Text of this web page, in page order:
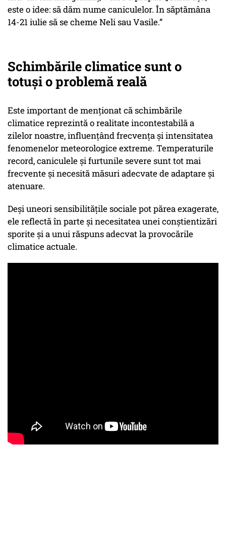
este o idee: să dăm nume caniculelor. În săptămâna
14-21 iulie să se cheme Neli sau Vasile.”
Schimbările climatice sunt o
totuși o problemă reală
Este important de menționat că schimbările
climatice reprezintă o realitate incontestabilă a
zilelor noastre, influențând frecvența și intensitatea
fenomenelor meteorologice extreme. Temperaturile
record, caniculele și furtunile severe sunt tot mai
frecvente și necesită măsuri adecvate de adaptare și
atenuare.
Deși uneori sensibilitățile sociale pot părea exagerate,
ele reflectă în parte și necesitatea unei conștientizări
sporite și a unui răspuns adecvat la provocările
climatice actuale.